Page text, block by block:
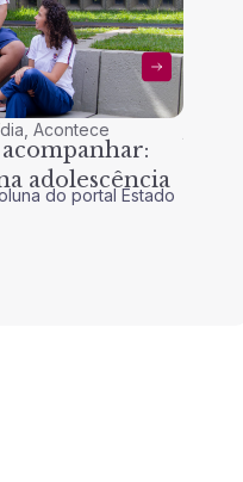
,Acontece
adolescência
do portal Estado